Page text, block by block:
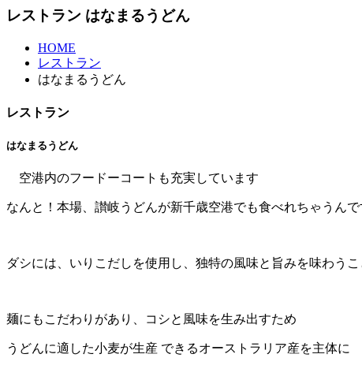
レストラン はなまるうどん
HOME
レストラン
はなまるうどん
レストラン
はなまるうどん
空港内のフードーコートも充実しています
なんと！本場、讃岐うどんが新千歳空港でも食べれちゃうんで
ダシには、いりこだしを使用し、独特の風味と旨みを味わう
麺にもこだわりがあり、コシと風味を生み出すため
うどんに適した小麦が生産 できるオーストラリア産を主体に